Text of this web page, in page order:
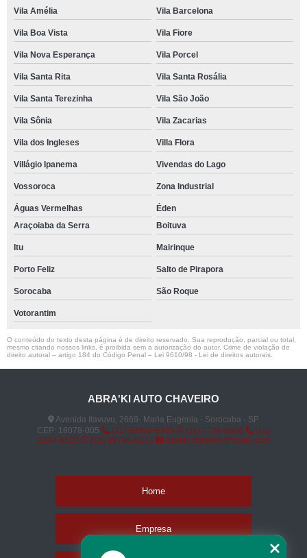
Vila Amélia Vila Barcelona
Vila Boa Vista Vila Fiore
Vila Nova Esperança Vila Porcel
Vila Santa Rita Vila Santa Rosália
Vila Santa Terezinha Vila São João
Vila Sônia Vila Zacarias
Vila dos Ingleses Villa Flora
Villágio Ipanema Vivendas do Lago
Vossoroca Zona Industrial
Águas Vermelhas
Éden
Araçoiaba da Serra
Boituva
Itu Mairinque
Porto Feliz Salto de Pirapora
Sorocaba São Roque
Votorantim
O conteúdo do texto desta página é de direito reservado. Sua reprodução, parcial ou total,
mesmo citando nossos links, é proibida sem a autorização do autor. Crime de violação de
direito autoral – artigo 184 do Código Penal – Lei 9610/98 - Lei de direitos autorais
ABRA'KI AUTO CHAVEIRO
Avenida Itavuvu, 2669- Maria Eugenia - Sorocaba - SP
CEP: 18078-005
(11) 99999-9999 (11) 7788-8888
(15)
2104-8520
(15) 99796-9373 abraki.chaveiro@gmail.com
Home
Empresa